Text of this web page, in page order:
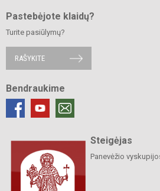
Pastebėjote klaidų?
Turite pasiūlymų?
RAŠYKITE
Bendraukime
Steigėjas
Panevėžio